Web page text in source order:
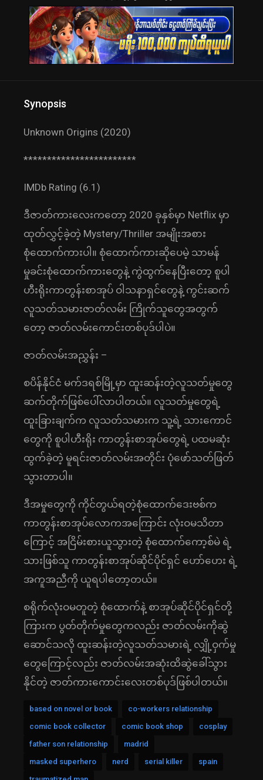
Synopsis
Unknown Origins (2020)
************************
IMDb Rating (6.1)
ဒီဇာတ်ကားလေးကတော့ 2020 ခုနှစ်မှာ Netflix မှာ
ထုတ်လွှင့်ခဲ့တဲ့ Mystery/Thriller အမျိုးအစား
စုံထောက်ကားပါ။ စုံထောက်ကားဆိုပေမဲ့ သာမန်
မှုခင်းစုံထောက်ကားတွေနဲ့ ကွဲထွက်နေပြီးတော့ စူပါ
ဟီးရိုးကာတွန်းစာအုပ် ဝါသနာရှင်တွေနဲ့ ကွင်းဆက်
လူသတ်သမားဇာတ်လမ်း ကြိုက်သူတွေအတွက်
တော့ ဇာတ်လမ်းကောင်းတစ်ပုဒ်ပါပဲ။
ဇာတ်လမ်းအညွှန်း –
စပိန်နိုင်ငံ မက်ဒရစ်မြို့မှာ ထူးဆန်းတဲ့လူသတ်မှုတွေ
ဆက်တိုက်ဖြစ်ပေါ်လာပါတယ်။ လူသတ်မှုတွေရဲ့
ထူးခြားချက်က လူသတ်သမားက သူ့ရဲ့ သားကောင်
တွေကို စူပါဟီးရိုး ကာတွန်းစာအုပ်တွေရဲ့ ပထမဆုံး
ထွက်ခဲ့တဲ့ မူရင်းဇာတ်လမ်းအတိုင်း ပုံဖော်သတ်ဖြတ်
သွားတာပါ။
ဒီအမှုတွေကို ကိုင်တွယ်ရတဲ့စုံထောက်ဒေးဗစ်က
ကာတွန်းစာအုပ်လောကအကြောင်း လုံးဝမသိတာ
ကြောင့် အငြိမ်းစားယူသွားတဲ့ စုံထောက်ကော့စ်မဲ ရဲ့
သားဖြစ်သူ ကာတွန်းစာအုပ်ဆိုင်ပိုင်ရှင် ဟော်ဟေး ရဲ့
အကူအညီကို ယူရပါတော့တယ်။
စရိုက်လုံးဝမတူတဲ့ စုံထောက်နဲ့ စာအုပ်ဆိုင်ပိုင်ရှင်တို့
ကြားက ပွတ်တိုက်မှုတွေကလည်း ဇာတ်လမ်းကိုဆွဲ
ဆောင်သလို ထူးဆန်းတဲ့လူသတ်သမားရဲ့ လျှို့ဝှက်မှု
တွေကြောင့်လည်း ဇာတ်လမ်းအဆုံးထိဆွဲခေါ်သွား
နိုင်တဲ့ ဇာတ်ကားကောင်း‌လေးတစ်ပုဒ်ဖြစ်ပါတယ်။
based on novel or book
co-workers relationship
comic book collector
comic book shop
cosplay
father son relationship
madrid
masked superhero
nerd serial killer
spain